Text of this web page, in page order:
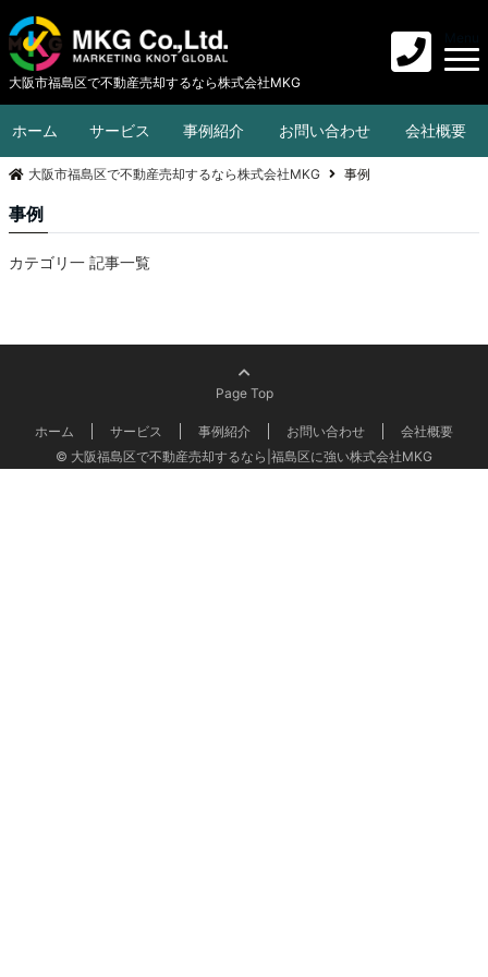
大阪市福島区で不動産売却するなら株式会社MKG
ホーム サービス 事例紹介 お問い合わせ 会社概要
大阪市福島区で不動産売却するなら株式会社MKG 事例
事例
カテゴリ一 記事一覧
Page Top
ホーム サービス 事例紹介 お問い合わせ
会社概要
© 大阪福島区で不動産売却するなら|福島区に強い株式会社MKG